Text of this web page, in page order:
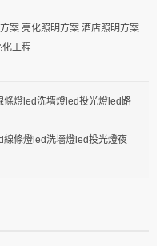
案 亮化照明方案 酒店照明方案
化工程
條燈led洗墻燈led投光燈led路
條燈led洗墻燈led投光燈夜